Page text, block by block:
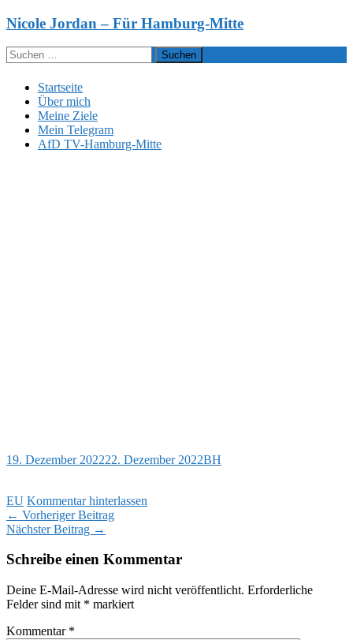
Zum
springen
Nicole Jordan – Für Hamburg-Mitte
Suchen
nach:
Startseite
Über mich
Meine Ziele
Mein Telegram
AfD TV-Hamburg-Mitte
19. Dezember 202222. Dezember 2022BH
EU Kommentar hinterlassen
Beitragsnavigation
← Vorheriger Beitrag
Nächster Beitrag →
Schreibe einen Kommentar
Deine E-Mail-Adresse wird nicht veröffentlicht. Erforderliche
Felder sind mit * markiert
Kommentar *